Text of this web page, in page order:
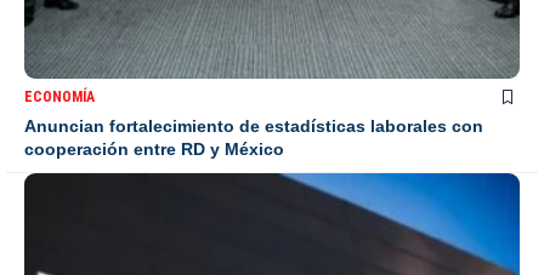
ECONOMÍA
Anuncian fortalecimiento de estadísticas laborales con
cooperación entre RD y México